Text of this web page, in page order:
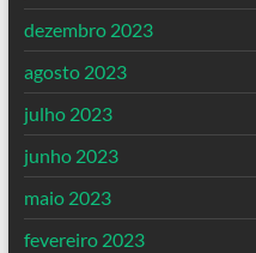
dezembro 2023
agosto 2023
julho 2023
junho 2023
maio 2023
fevereiro 2023